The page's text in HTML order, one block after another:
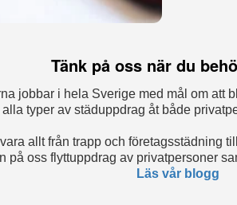
Tänk på oss när du
jobbar i hela Sverige med mål om att
typer av städuppdrag åt både
allt från trapp och företagsstädning
på oss flyttuppdrag av privatpersoner
Läs vår blogg